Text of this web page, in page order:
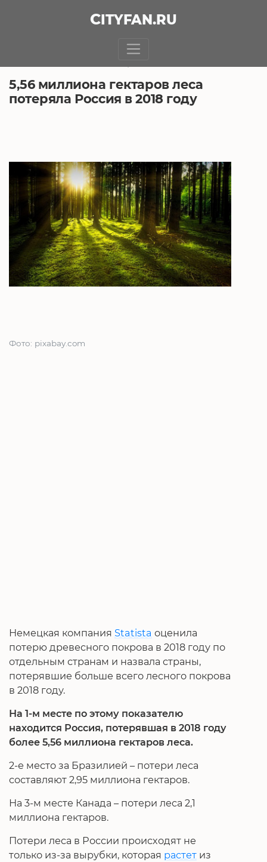
CITYFAN.RU
5,56 миллиона гектаров леса
потеряла Россия в 2018 году
Фото: pixabay.com
Немецкая компания Statista оценила
потерю древесного покрова в 2018 году по
отдельным странам и назвала страны,
потерявшие больше всего лесного покрова
в 2018 году.
На 1-м месте по этому показателю
находится Россия, потерявшая в 2018 году
более 5,56 миллиона гектаров леса.
2-е место за Бразилией – потери леса
составляют 2,95 миллиона гектаров.
На 3-м месте Канада – потери леса 2,1
миллиона гектаров.
Потери леса в России происходят не
только из-за вырубки, которая растет из